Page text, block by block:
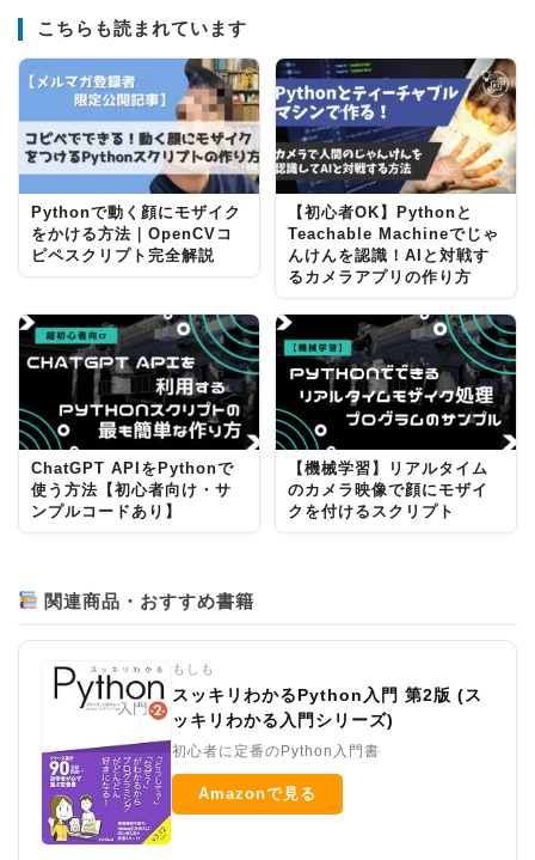
こちらも読まれています
Pythonで動く顔にモザイク
をかける方法｜OpenCVコ
ピペスクリプト完全解説
【初心者OK】Pythonと
Teachable Machineでじゃ
んけんを認識！AIと対戦す
るカメラアプリの作り方
ChatGPT APIをPythonで
使う方法【初心者向け・サ
ンプルコードあり】
【機械学習】リアルタイム
のカメラ映像で顔にモザイ
クを付けるスクリプト
関連商品・おすすめ書籍
もしも
スッキリわかるPython入門 第2版 (ス
ッキリわかる入門シリーズ)
初心者に定番のPython入門書
Amazonで見る